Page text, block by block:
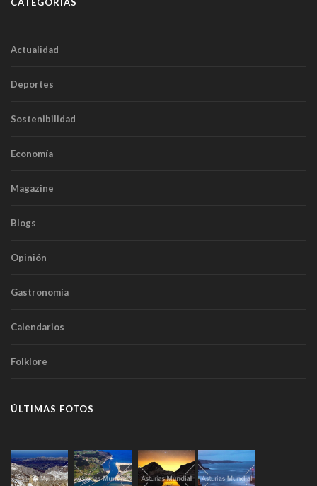
Actualidad
Deportes
Sostenibilidad
Economía
Magazine
Blogs
Opinión
Gastronomía
Calendarios
Folklore
ÚLTIMAS FOTOS